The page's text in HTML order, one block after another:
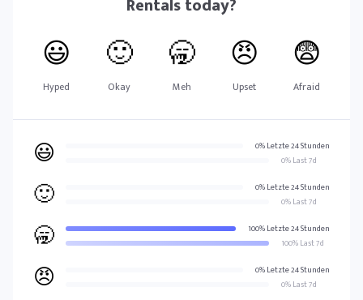
Rentalstoday?
😃
Hyped
🙂
Okay
🥱
Meh
😠
Upset
😨
Afraid
😃
0% Letzte 24 Stunden
0% Last 7d
🙂
0% Letzte 24 Stunden
0% Last 7d
🥱
100% Letzte 24 Stunden
100% Last 7d
😠
0% Letzte 24 Stunden
0% Last 7d